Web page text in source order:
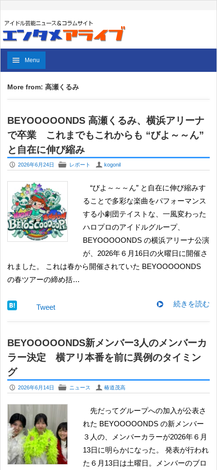
Menu
More from: 高瀬くるみ
BEYOOOOONDS 高瀬くるみ、横浜アリーナ
で卒業 これまでもこれからも “びよ～～ん”
と自在に伸び縮み
P 2026年6月24日 F レポート U kogonil
“びよ～～～ん” と自在に伸び縮みす
ることで多彩な楽曲をパフォーマンス
する小劇団テイストな、一風変わった
ハロプロのアイドルグループ、
BEYOOOOONDS の横浜アリーナ公演
が、2026年６月16日の火曜日に開催さ
れました。 これは春から開催されていた BEYOOOOONDS
の春ツアーの締め括…
続きを読む
Tweet
BEYOOOOONDS新メンバー3人のメンバーカ
ラー決定 横アリ本番を前に異例のタイミン
グ
P 2026年6月14日 F ニュース U 椿道茂高
先だってグループへの加入が公表さ
れた BEYOOOOONDS の新メンバー
３人の、メンバーカラーが2026年６月
13日に明らかになった。 発表が行われ
た６月13日は土曜日。メンバーのブロ